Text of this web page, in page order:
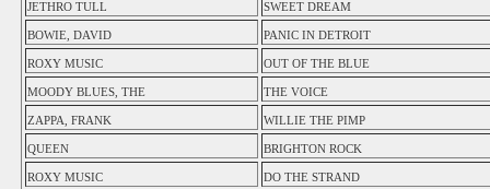
JETHRO TULL SWEET DREAM
BOWIE, DAVID PANIC IN DETROIT
ROXY MUSIC OUT OF THE BLUE
MOODY BLUES, THE THE VOICE
ZAPPA, FRANK WILLIE THE PIMP
QUEEN BRIGHTON ROCK
ROXY MUSIC DO THE STRAND